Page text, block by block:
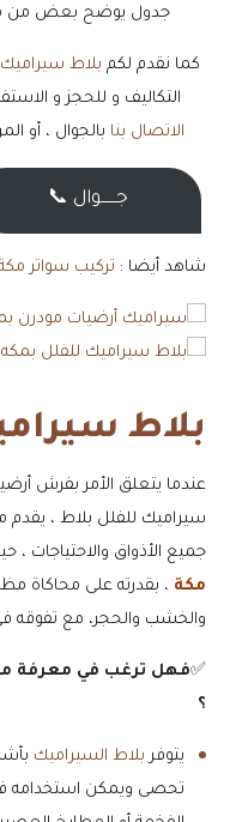
جدول يوضح بعض من
كما نقدم لكم بلاط سيراميك
التكاليف و للحجز و
الاتصال بنا بالجوال ، أو
جــــــوال 📞
شاهد أيضا : تركيب سواتر
بلاط
عندما يتعلق الأمر بفرش
سيراميك للفلل بلاط ، يقدم
جميع الأذواق والاحتياجات ،
مكة ، بقدرته على محاكاة
والخشب والحجر، مع تفوقه في
✅فهل ترغب في معرفة
؟
​يتوفر بلاط السيراميك
تحصى ويمكن استخدامه